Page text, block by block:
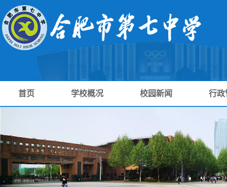
首页 学校概况 校园新闻 行政